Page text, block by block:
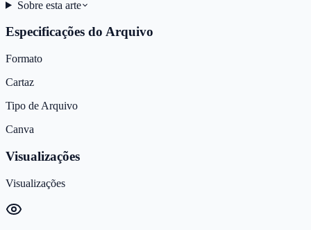
Sobre esta arte
Especificações do Arquivo
Formato
Cartaz
Tipo de Arquivo
Canva
Visualizações
Visualizações